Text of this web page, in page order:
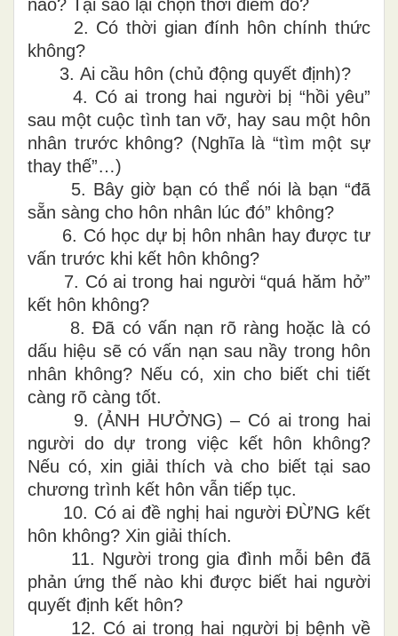
nào? Tại sao lại chọn thời điểm đó?
2. Có thời gian đính hôn chính thức
không?
3. Ai cầu hôn (chủ động quyết định)?
4. Có ai trong hai người bị “hồi yêu”
sau một cuộc tình tan vỡ, hay sau một hôn
nhân trước không? (Nghĩa là “tìm một sự
thay thế”…)
5. Bây giờ bạn có thể nói là bạn “đã
sẵn sàng cho hôn nhân lúc đó” không?
6. Có học dự bị hôn nhân hay được tư
vấn trước khi kết hôn không?
7. Có ai trong hai người “quá hăm hở”
kết hôn không?
8.Đã có vấn nạn rõ ràng hoặc là có
dấu hiệu sẽ có vấn nạn sau nầy trong hôn
nhân không? Nếu có, xin cho biết chi tiết
càng rõ càng tốt.
9. (ẢNH HƯỞNG) – Có ai trong hai
người do dự trong việc kết hôn không?
Nếu có, xin giải thích và cho biết tại sao
chương trình kết hôn vẫn tiếp tục.
10. Có ai đề nghị hai người ĐỪNG kết
hôn không? Xin giải thích.
11. Người trong gia đình mỗi bên đã
phản ứng thế nào khi được biết hai người
quyết định kết hôn?
12. Có ai trong hai người bị bệnh về